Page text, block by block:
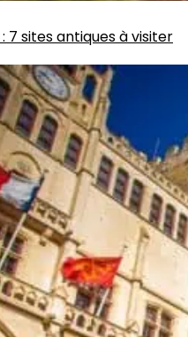
: 7 sites antiques à visiter